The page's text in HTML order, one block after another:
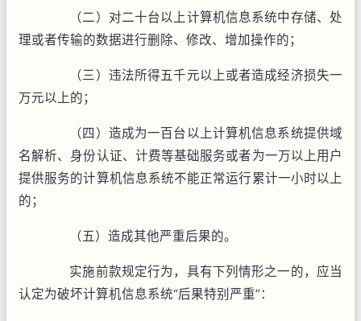
（二）对二十台以上计算机信息系统中存储、处
理或者传输的数据进行删除、修改、增加操作的；
（三）违法所得五千元以上或者造成经济损失一
万元以上的；
（四）造成为一百台以上计算机信息系统提供域
名解析、身份认证、计费等基础服务或者为一万以上用户
提供服务的计算机信息系统不能正常运行累计一小时以上
的；
（五）造成其他严重后果的。
实施前款规定行为，具有下列情形之一的，应当
认定为破坏计算机信息系统“后果特别严重”：